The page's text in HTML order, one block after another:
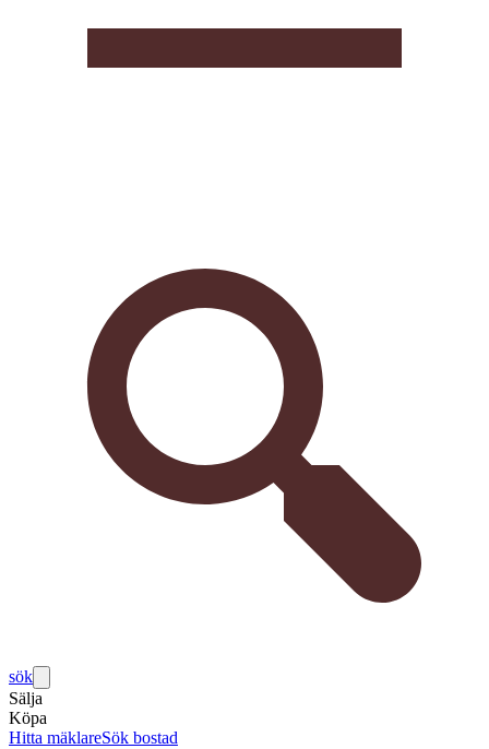
sök
Sälja
Köpa
Hitta mäklareSök bostad